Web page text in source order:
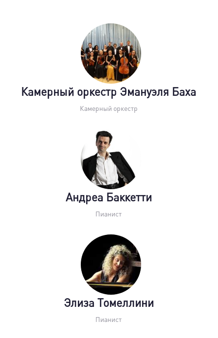
Камерный оркестр Эмануэля Баха
Камерный оркестр
Андреа Баккетти
Пианист
Элиза Томеллини
Пианист